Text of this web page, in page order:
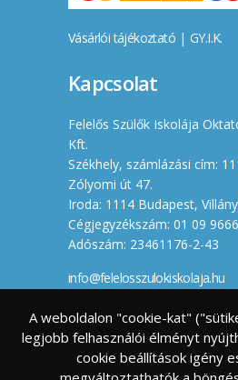
Vásárlói tájékoztató | GY.I.K.
Kapcsolat
Felelős Szülők Iskolája
Kft.
Székhely, számlázási cím:
Zólyomi út 47.
Iroda: 1114 Budapest,
Cégjegyzékszám: 01 09
Adószám: 23461176-2-43
info@felelosszulokiskolaja.hu
A weboldalon "cookie-kat"
legjobb felhasználói élményt
cookie beállítások igény